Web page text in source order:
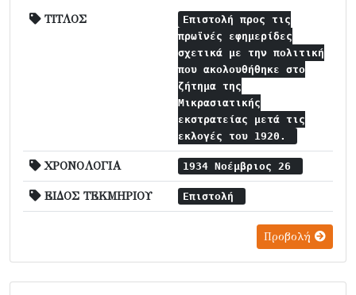
ΤΙΤΛΟΣ
Επιστολή προς τις
πρωϊνές εφημερίδες
σχετικά με την πολιτική
που ακολουθήθηκε στο
ζήτημα της
Μικρασιατικής
εκστρατείας μετά τις
εκλογές του 1920.
ΧΡΟΝΟΛΟΓΙΑ 1934 Νοέμβριος 26
ΕΙΔΟΣ ΤΕΚΜΗΡΙΟΥ Επιστολή
Προβολή